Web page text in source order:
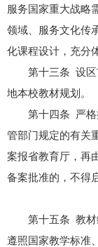
服务国家重大战略
领域、服务文化传
化课程设计，充分
第十三条 设区
地本校教材规划。
第十四条 严格
管部门规定的有关
案报省教育厅，再
备案批准的，不得
第十五条 教材
遵照国家教学标准